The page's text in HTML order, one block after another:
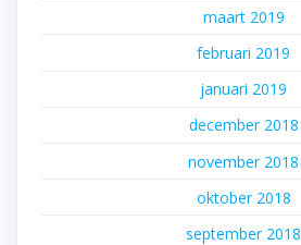
maart 2019
februari 2019
januari 2019
december 2018
november 2018
oktober 2018
september 2018